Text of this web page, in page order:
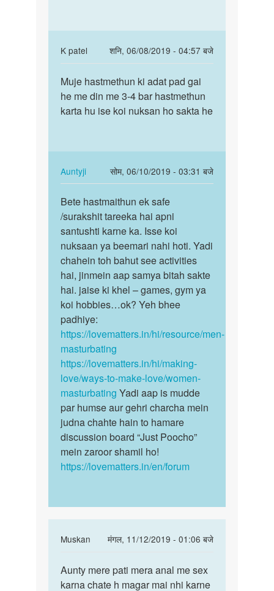
K patel
शनि, 06/08/2019 - 04:57 बजे
reply
to
Ab
aap
karenge
Auntyji
Muje
hastmethun
ki
Muje hastmethun ki adat pad gai
he me din me 3-4 bar hastmethun
karta hu ise koi nuksan ho sakta he
Auntyji
सोम, 06/10/2019 - 03:31 बजे
In
reply
to
Muje
hastmethun
ki
adat
pad…
by
K
patel
Bete
hastmaithun
ek
safe
…
Bete hastmaithun ek safe
/surakshit tareeka hai apni
santushti karne ka. Isse koi
nuksaan ya beemari nahi hoti. Yadi
chahein toh bahut see activities
hai, jinmein aap samya bitah sakte
hai. jaise ki khel – games, gym ya
koi hobbies…ok? Yeh bhee
padhiye:
https://lovematters.in/hi/resource/men-
masturbating
https://lovematters.in/hi/making-
love/ways-to-make-love/women-
masturbating Yadi aap is mudde
par humse aur gehri charcha mein
judna chahte hain to hamare
discussion board “Just Poocho”
mein zaroor shamil ho!
https://lovematters.in/en/forum
Muskan
मंगल, 11/12/2019 - 01:06 बजे
to
namastey
Aunty
mere
Aunty mere pati mera anal me sex
karna chate h magar mai nhi karne